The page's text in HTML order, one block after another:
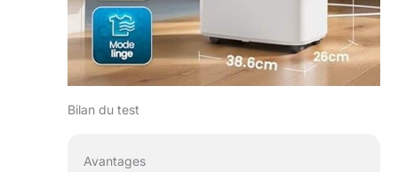
Bilan du test
Avantages